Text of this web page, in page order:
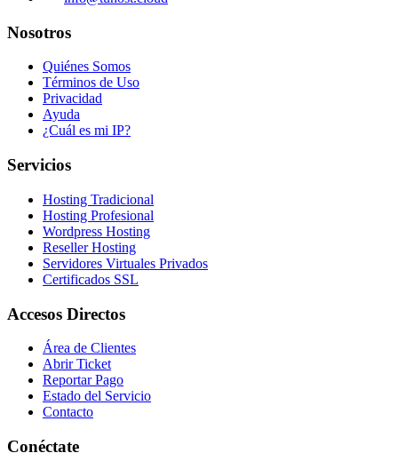
Nosotros
Quiénes Somos
Términos de Uso
Privacidad
Ayuda
¿Cuál es mi IP?
Servicios
Hosting Tradicional
Hosting Profesional
Wordpress Hosting
Reseller Hosting
Servidores Virtuales Privados
Certificados SSL
Accesos Directos
Área de Clientes
Abrir Ticket
Reportar Pago
Estado del Servicio
Contacto
Conéctate